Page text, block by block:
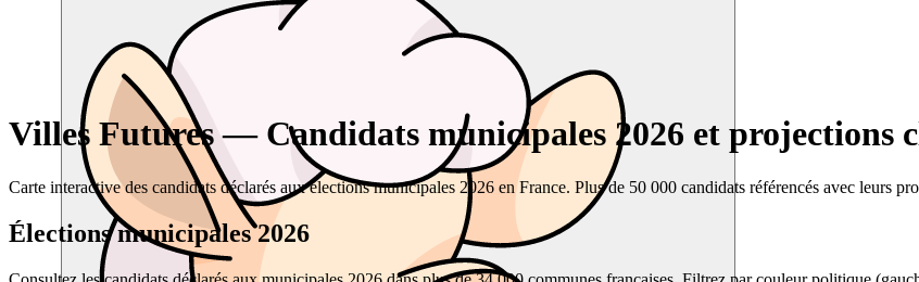
Villes Futures — Candidats municipales 2026 et projections
Carte interactive des candidats déclarés aux élections municipales 2026 en France. Plus de 50 000 candidats référencés avec leurs
Élections municipales 2026